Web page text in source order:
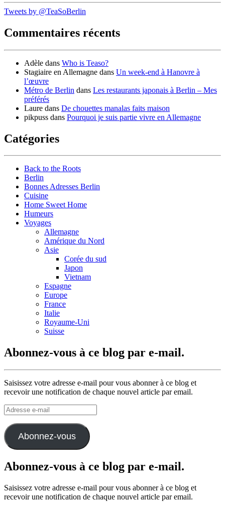
Tweets by @TeaSoBerlin
Commentaires récents
Adèle dans Who is Teaso?
Stagiaire en Allemagne dans Un week-end à Hanovre à
l’œuvre
Métro de Berlin dans Les restaurants japonais à Berlin – Mes
préférés
Laure dans De chouettes manalas faits maison
pikpuss dans Pourquoi je suis partie vivre en Allemagne
Catégories
Back to the Roots
Berlin
Bonnes Adresses Berlin
Cuisine
Home Sweet Home
Humeurs
Voyages
Allemagne
Amérique du Nord
Asie
Corée du sud
Japon
Vietnam
Espagne
Europe
France
Italie
Royaume-Uni
Suisse
Abonnez-vous à ce blog par e-mail.
Saisissez votre adresse e-mail pour vous abonner à ce blog et
recevoir une notification de chaque nouvel article par email.
Adresse
e-
mail
Abonnez-vous
Abonnez-vous à ce blog par e-mail.
Saisissez votre adresse e-mail pour vous abonner à ce blog et
recevoir une notification de chaque nouvel article par email.